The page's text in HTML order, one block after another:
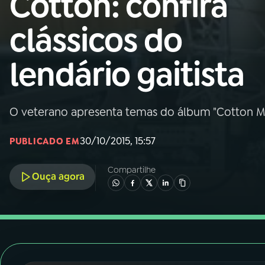
01INÍCIO
02A RÁDIO
03PROGRAMAÇÃO
05PODCASTS
clássicos do
lendário gaitista
O veterano apresenta temas do álbum "Cotton
PUBLICADO EM30/10/2015, 15:57
Ouça agora
Compartilhe